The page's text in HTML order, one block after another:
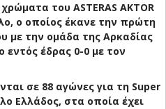
του ASTERAS AKTOR
ο οποίος έκανε την πρώτη
με την ομάδα της Αρκαδίας
εντός έδρας 0-0 με τον
σε 88 αγώνες για τη Super
Ελλάδος, στα οποία έχει